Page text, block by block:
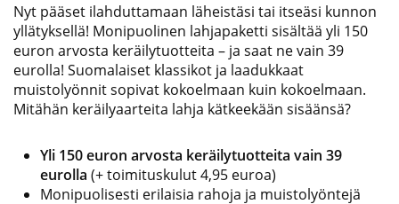
Nyt pääset ilahduttamaan läheistäsi tai itseäsi kunnon
yllätyksellä! Monipuolinen lahjapaketti sisältää yli 150
euron arvosta keräilytuotteita – ja saat ne vain 39
eurolla! Suomalaiset klassikot ja laadukkaat
muistolyönnit sopivat kokoelmaan kuin kokoelmaan.
Mitähän keräilyaarteita lahja kätkeekään sisäänsä?
Yli 150 euron arvosta keräilytuotteita vain 39
eurolla (+ toimituskulut 4,95 euroa)
Monipuolisesti erilaisia rahoja ja muistolyöntejä